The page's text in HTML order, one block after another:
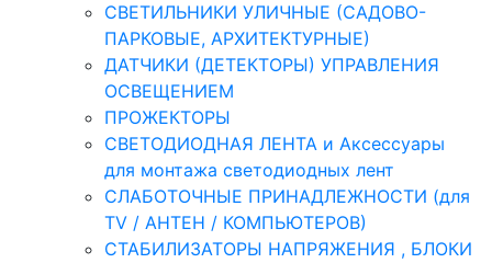
СВЕТИЛЬНИКИ УЛИЧНЫЕ (САДОВО-
ПАРКОВЫЕ, АРХИТЕКТУРНЫЕ)
ДАТЧИКИ (ДЕТЕКТОРЫ) УПРАВЛЕНИЯ
ОСВЕЩЕНИЕМ
ПРОЖЕКТОРЫ
СВЕТОДИОДНАЯ ЛЕНТА и Аксессуары
для монтажа светодиодных лент
СЛАБОТОЧНЫЕ ПРИНАДЛЕЖНОСТИ (для
TV / АНТЕН / КОМПЬЮТЕРОВ)
СТАБИЛИЗАТОРЫ НАПРЯЖЕНИЯ , БЛОКИ